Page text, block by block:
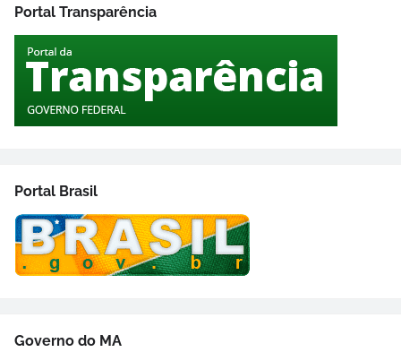
Portal Transparência
Portal Brasil
Governo do MA